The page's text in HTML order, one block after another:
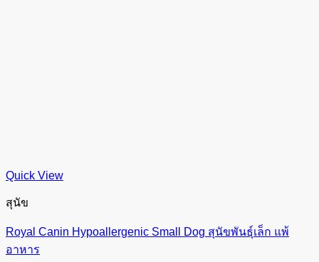
Quick View
สุนัข
Royal Canin Hypoallergenic Small Dog สุนัขพันธุ์เล็ก แพ้
อาหาร